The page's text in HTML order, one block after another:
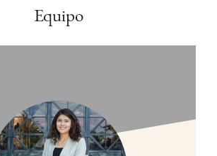
Equipo